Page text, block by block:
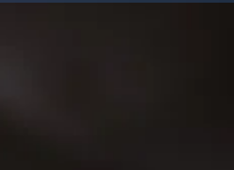
Bulletin